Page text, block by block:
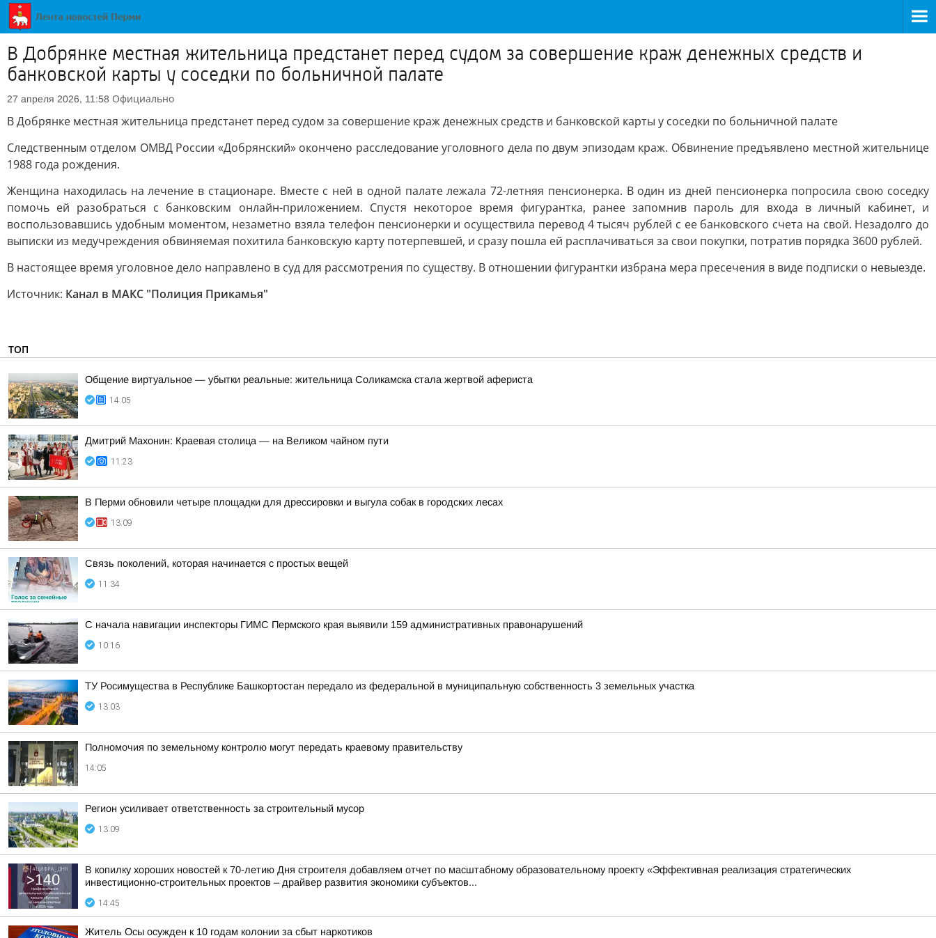
В Добрянке местная жительница предстанет перед судом за совершение краж денежных средств и
банковской карты у соседки по больничной палате
27 апреля 2026, 11:58 Официально
В Добрянке местная жительница предстанет перед судом за совершение краж денежных средств и банковской карты у соседки по больничной палате
Следственным отделом ОМВД России «Добрянский» окончено расследование уголовного дела по двум эпизодам краж. Обвинение предъявлено местной жительнице
1988 года рождения.
Женщина находилась на лечение в стационаре. Вместе с ней в одной палате лежала 72-летняя пенсионерка. В один из дней пенсионерка попросила свою соседку
помочь ей разобраться с банковским онлайн-приложением. Спустя некоторое время фигурантка, ранее запомнив пароль для входа в личный кабинет, и
воспользовавшись удобным моментом, незаметно взяла телефон пенсионерки и осуществила перевод 4 тысяч рублей с ее банковского счета на свой. Незадолго до
выписки из медучреждения обвиняемая похитила банковскую карту потерпевшей, и сразу пошла ей расплачиваться за свои покупки, потратив порядка 3600 рублей.
В настоящее время уголовное дело направлено в суд для рассмотрения по существу. В отношении фигурантки избрана мера пресечения в виде подписки о невыезде.
Источник: Канал в МАКС "Полиция Прикамья"
ТОП
Общение виртуальное — убытки реальные: жительница Соликамска стала жертвой афериста
14:05
Дмитрий Махонин: Краевая столица — на Великом чайном пути
11:23
В Перми обновили четыре площадки для дрессировки и выгула собак в городских лесах
13:09
Связь поколений, которая начинается с простых вещей
11:34
С начала навигации инспекторы ГИМС Пермского края выявили 159 административных правонарушений
10:16
ТУ Росимущества в Республике Башкортостан передало из федеральной в муниципальную собственность 3 земельных участка
13:03
Полномочия по земельному контролю могут передать краевому правительству
14:05
Регион усиливает ответственность за строительный мусор
13:09
В копилку хороших новостей к 70-летию Дня строителя добавляем отчет по масштабному образовательному проекту «Эффективная реализация стратегических
инвестиционно-строительных проектов – драйвер развития экономики субъектов...
14:45
Житель Осы осужден к 10 годам колонии за сбыт наркотиков